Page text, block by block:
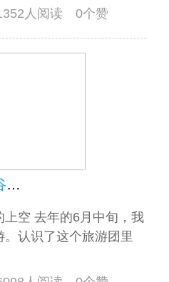
人阅读 0个赞
飞翔在科罗拉多大峡谷的上空
上空 去年的6月中旬，我
认识了这个旅游团里